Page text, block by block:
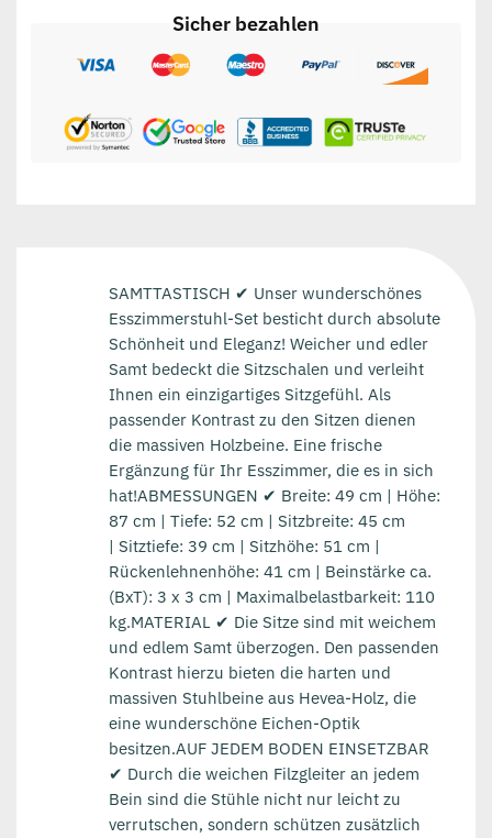
Sicher bezahlen
SAMTTASTISCH ✔ Unser wunderschönes
Esszimmerstuhl-Set besticht durch absolute
Schönheit und Eleganz! Weicher und edler
Samt bedeckt die Sitzschalen und verleiht
Ihnen ein einzigartiges Sitzgefühl. Als
passender Kontrast zu den Sitzen dienen
die massiven Holzbeine. Eine frische
Ergänzung für Ihr Esszimmer, die es in sich
hat!ABMESSUNGEN ✔ Breite: 49 cm | Höhe:
87 cm | Tiefe: 52 cm | Sitzbreite: 45 cm
| Sitztiefe: 39 cm | Sitzhöhe: 51 cm |
Rückenlehnenhöhe: 41 cm | Beinstärke ca.
(BxT): 3 x 3 cm | Maximalbelastbarkeit: 110
kg.MATERIAL ✔ Die Sitze sind mit weichem
und edlem Samt überzogen. Den passenden
Kontrast hierzu bieten die harten und
massiven Stuhlbeine aus Hevea-Holz, die
eine wunderschöne Eichen-Optik
besitzen.AUF JEDEM BODEN EINSETZBAR
✔ Durch die weichen Filzgleiter an jedem
Bein sind die Stühle nicht nur leicht zu
verrutschen, sondern schützen zusätzlich